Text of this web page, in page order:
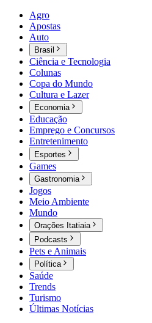
Agro
Apostas
Auto
Brasil
Ciência e Tecnologia
Colunas
Copa do Mundo
Cultura e Lazer
Economia
Educação
Emprego e Concursos
Entretenimento
Esportes
Games
Gastronomia
Jogos
Meio Ambiente
Mundo
Orações Itatiaia
Podcasts
Pets e Animais
Política
Saúde
Trends
Turismo
Últimas Notícias